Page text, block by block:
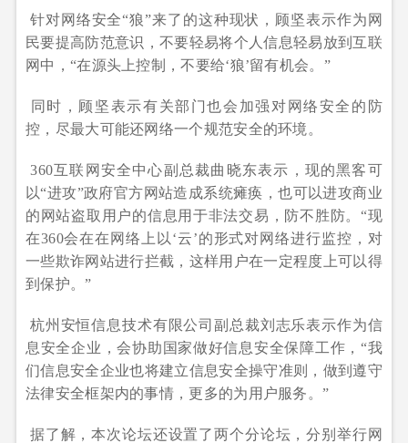
针对网络安全“狼”来了的这种现状，顾坚表示作为网
民要提高防范意识，不要轻易将个人信息轻易放到互联
网中，“在源头上控制，不要给‘狼’留有机会。”
同时，顾坚表示有关部门也会加强对网络安全的防
控，尽最大可能还网络一个规范安全的环境。
360互联网安全中心副总裁曲晓东表示，现的黑客可
以“进攻”政府官方网站造成系统瘫痪，也可以进攻商业
的网站盗取用户的信息用于非法交易，防不胜防。“现
在360会在在网络上以‘云’的形式对网络进行监控，对
一些欺诈网站进行拦截，这样用户在一定程度上可以得
到保护。”
杭州安恒信息技术有限公司副总裁刘志乐表示作为信
息安全企业，会协助国家做好信息安全保障工作，“我
们信息安全企业也将建立信息安全操守准则，做到遵守
法律安全框架内的事情，更多的为用户服务。”
据了解，本次论坛还设置了两个分论坛，分别举行网